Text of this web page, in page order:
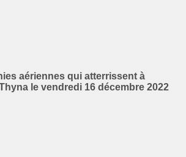
aériennes qui atterrissent à
le vendredi 16 décembre 2022